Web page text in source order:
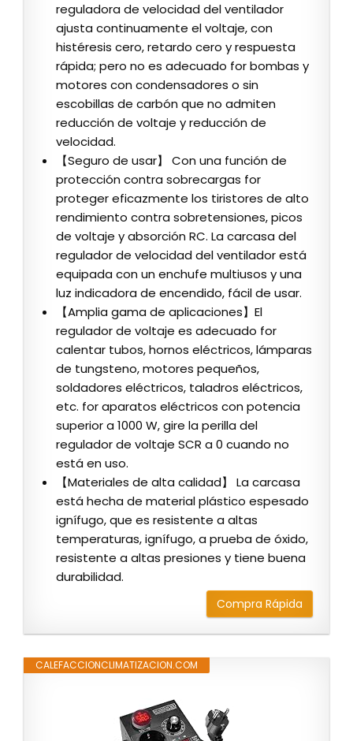
reguladora de velocidad del ventilador
ajusta continuamente el voltaje, con
histéresis cero, retardo cero y respuesta
rápida; pero no es adecuado for bombas y
motores con condensadores o sin
escobillas de carbón que no admiten
reducción de voltaje y reducción de
velocidad.
【Seguro de usar】 Con una función de
protección contra sobrecargas for
proteger eficazmente los tiristores de alto
rendimiento contra sobretensiones, picos
de voltaje y absorción RC. La carcasa del
regulador de velocidad del ventilador está
equipada con un enchufe multiusos y una
luz indicadora de encendido, fácil de usar.
【Amplia gama de aplicaciones】El
regulador de voltaje es adecuado for
calentar tubos, hornos eléctricos, lámparas
de tungsteno, motores pequeños,
soldadores eléctricos, taladros eléctricos,
etc. for aparatos eléctricos con potencia
superior a 1000 W, gire la perilla del
regulador de voltaje SCR a 0 cuando no
está en uso.
【Materiales de alta calidad】 La carcasa
está hecha de material plástico espesado
ignífugo, que es resistente a altas
temperaturas, ignífugo, a prueba de óxido,
resistente a altas presiones y tiene buena
durabilidad.
Compra Rápida
CALEFACCIONCLIMATIZACION.COM